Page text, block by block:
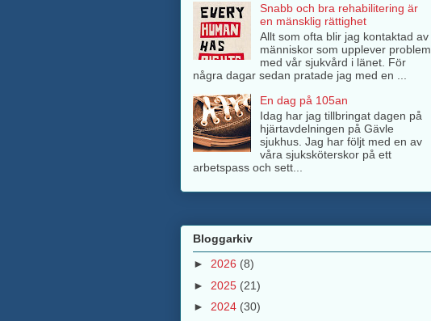
Snabb och bra rehabilitering är
en mänsklig rättighet
Allt som ofta blir jag kontaktad av
människor som upplever problem
med vår sjukvård i länet. För
några dagar sedan pratade jag med en ...
En dag på 105an
Idag har jag tillbringat dagen på
hjärtavdelningen på Gävle
sjukhus. Jag har följt med en av
våra sjuksköterskor på ett
arbetspass och sett...
Bloggarkiv
► 2026 (8)
► 2025 (21)
► 2024 (30)